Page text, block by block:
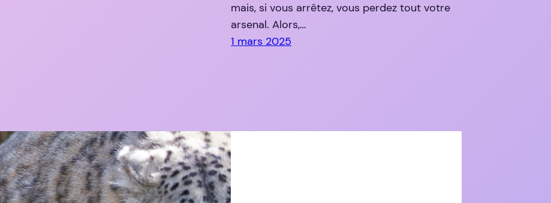
mais, si vous arrêtez, vous perdez tout votre
arsenal. Alors,…
1 mars 2025